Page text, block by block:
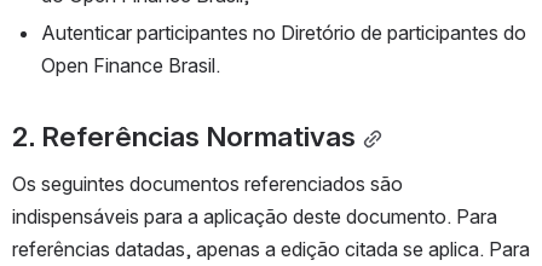
Autenticar participantes no Diretório de participantes do
Open Finance Brasil.
2. Referências Normativas
Os seguintes documentos referenciados são
indispensáveis para a aplicação deste documento. Para
referências datadas, apenas a edição citada se aplica. Para